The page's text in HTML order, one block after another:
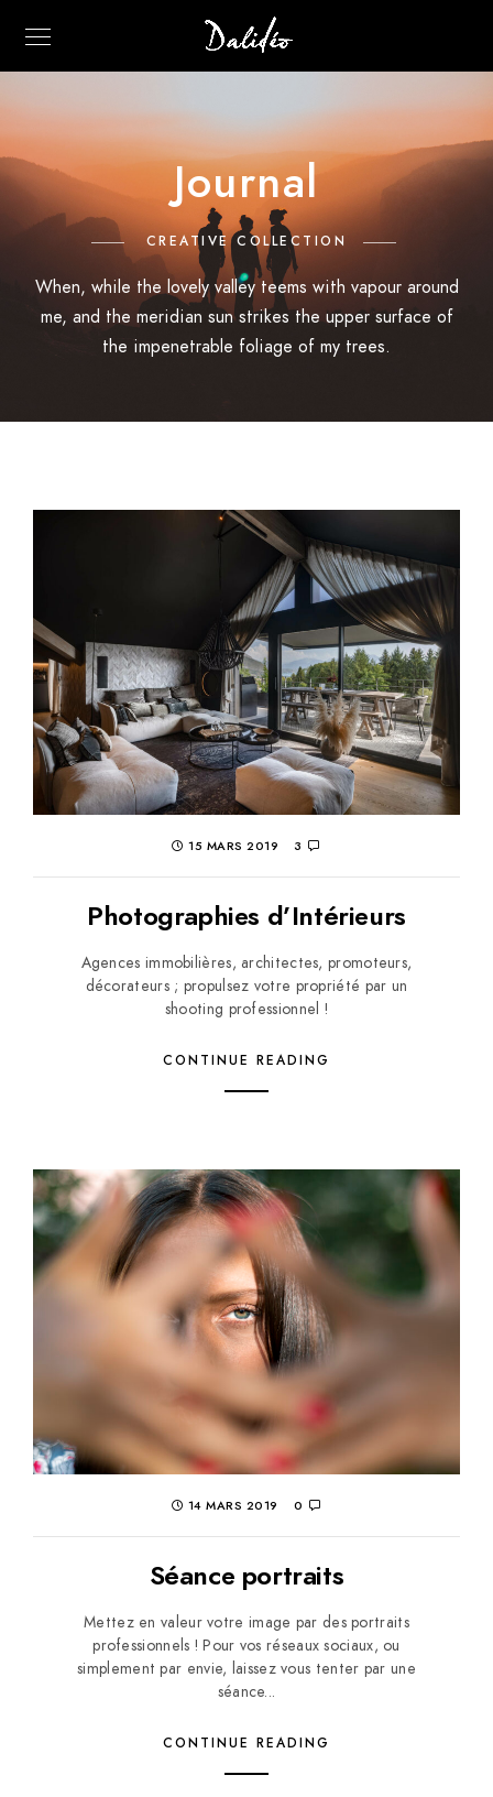
Journal
CREATIVE COLLECTION
When, while the lovely valley teems with vapour around
me, and the meridian sun strikes the upper surface of
the impenetrable foliage of my trees.
15 MARS 2019 3
Photographies d’Intérieurs
Agences immobilières, architectes, promoteurs,
décorateurs ; propulsez votre propriété par un
shooting professionnel !
CONTINUE READING
14 MARS 2019 0
Séance portraits
Mettez en valeur votre image par des portraits
professionnels ! Pour vos réseaux sociaux, ou
simplement par envie, laissez vous tenter par une
séance...
CONTINUE READING